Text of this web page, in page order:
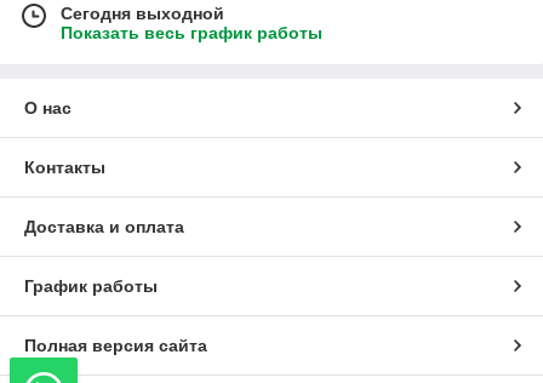
Сегодня выходной
Показать весь график работы
О нас
Контакты
Доставка и оплата
График работы
Полная версия сайта